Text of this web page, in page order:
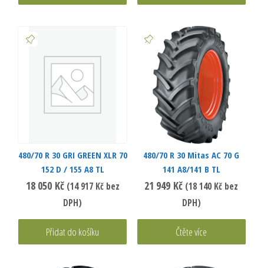
480/70 R 30 GRI GREEN XLR 70
152 D / 155 A8 TL
18 050 Kč (14 917 Kčbez
DPH)
Přidat do košíku
480/70 R 30 Mitas AC 70 G
141 A8/141 B TL
21 949 Kč (18 140 Kč bez
DPH)
Čtěte více